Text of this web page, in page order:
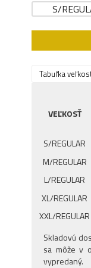
S/
Tabuľka
VEĽKOSŤ
S/REGULAR
M/REGULAR
L/REGULAR
XL/REGULAR
XXL/REGULAR
Skladovú
sa môže v
vypredaný.